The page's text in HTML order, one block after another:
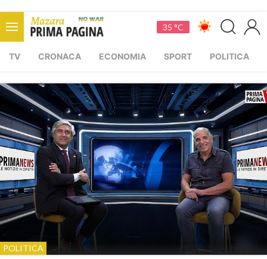
35 °C
TV CRONACA ECONOMIA SPORT POLITICA
POLITICA